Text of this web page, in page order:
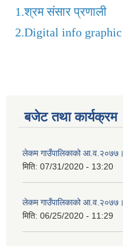
1.श्रम संसार प्रणाली
2.Digital info
बजेट तथा कार्यक्रम
लेकम गाउँपालिकाको
मिति: 07/31/2020 - 13:20
लेकम गाउँपालिकाको
मिति: 06/25/2020 - 11:29